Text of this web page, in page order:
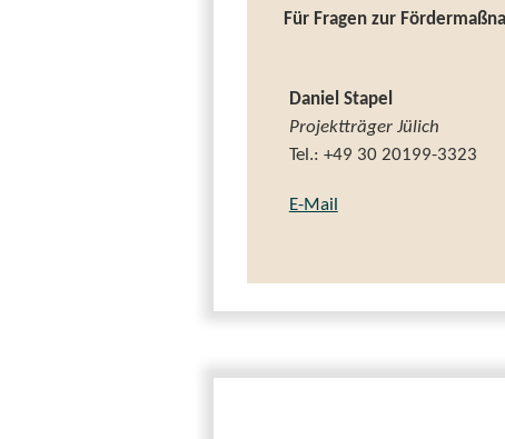
Für Fragen zur
Daniel Stapel
Projektträger Jülich
Tel.: +49 30 20199-3323
E-Mail